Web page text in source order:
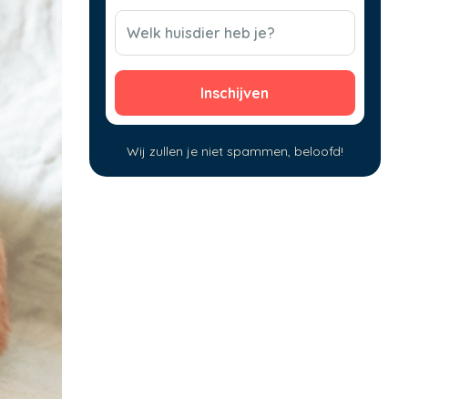
CAPTCHA
Welk huisdier heb je?
Wij zullen je niet spammen, beloofd!